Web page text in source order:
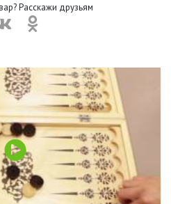
Расскажи друзьям